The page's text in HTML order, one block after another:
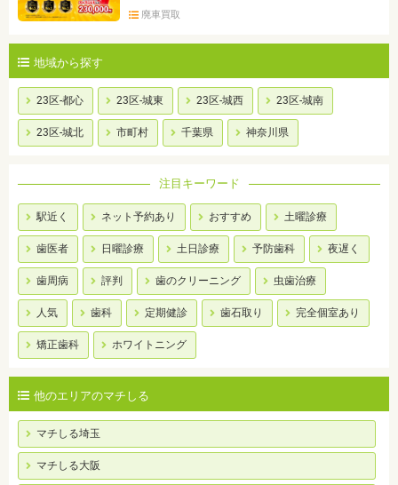
廃車買取
地域から探す
23区-都心 23区-城東 23区-城西 23区-城南
23区-城北 市町村 千葉県 神奈川県
注目キーワード
駅近く ネット予約あり おすすめ 土曜診療
歯医者 日曜診療 土日診療 予防歯科 夜遅く
歯周病 評判 歯のクリーニング 虫歯治療
人気 歯科 定期健診 歯石取り 完全個室あり
矯正歯科 ホワイトニング
他のエリアのマチしる
マチしる埼玉
マチしる大阪